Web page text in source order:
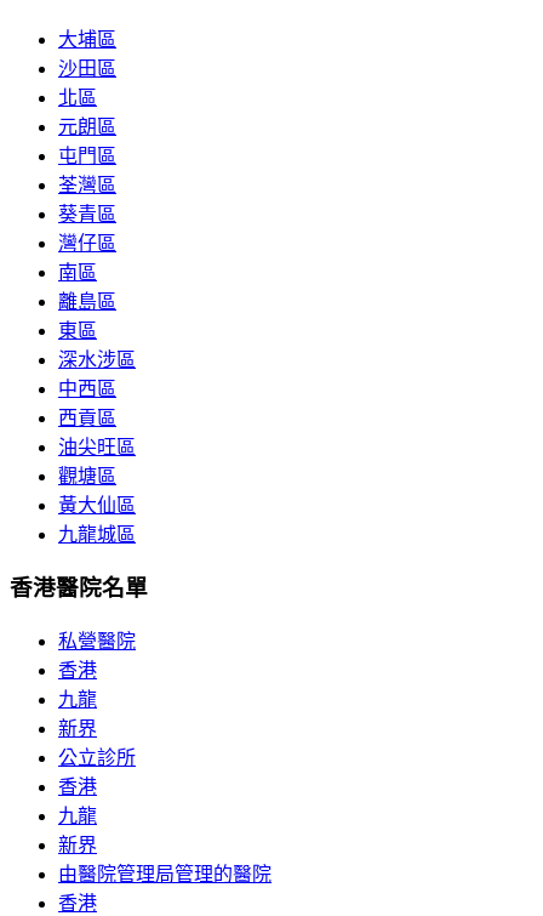
大埔區
沙田區
北區
元朗區
屯門區
荃灣區
葵青區
灣仔區
南區
離島區
東區
深水涉區
中西區
西貢區
油尖旺區
觀塘區
黃大仙區
九龍城區
香港醫院名單
私營醫院
香港
九龍
新界
公立診所
香港
九龍
新界
由醫院管理局管理的醫院
香港